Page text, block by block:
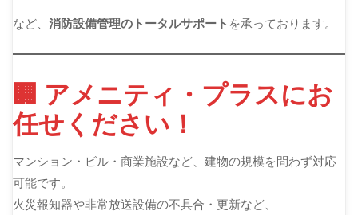
など、消防設備管理のトータルサポート を承っております。
🏢 アメニティ・プラスにお
任せください！
マンション・ビル・商業施設など、建物の規模を問わず対応
可能です。
火災報知器や非常放送設備の不具合・更新など、